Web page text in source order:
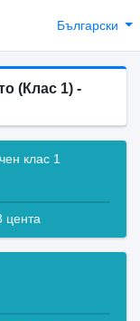
Български
(Клас 1) -
клас 1
цента